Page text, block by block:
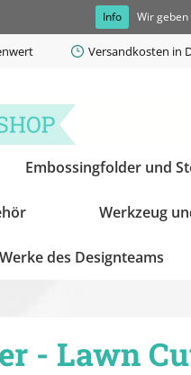
Info Wir
Versandkosten in
Embossingfolder und
Werkzeug
des Designteams
- Lawn